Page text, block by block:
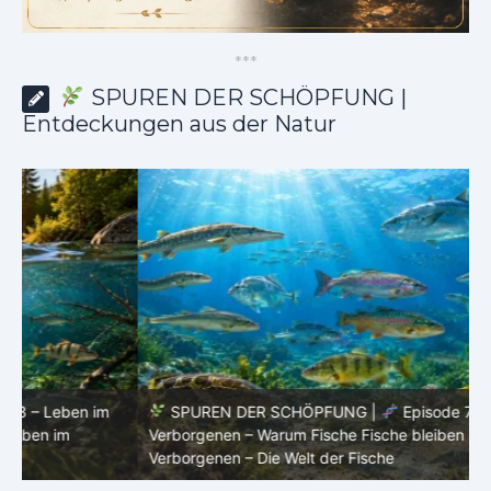
***
SPUREN DER SCHÖPFUNG |
Entdeckungen aus der Natur
SPUREN DER SCHÖPFUNG |
Episode 7: Leben im
Verborgenen – Warum Fische Fische bleiben |
Leben im
Verborgenen – Die Welt der Fische